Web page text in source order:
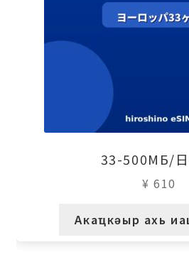
33-500МБ/
¥ 610
Акаҵкәыр ахь